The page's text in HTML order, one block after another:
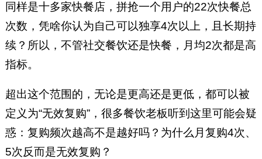
同样是十多家快餐店，拼抢一个用户的22次快餐总
次数，凭啥你认为自己可以独享4次以上，且长期持
续？所以，不管社交餐饮还是快餐，月均2次都是高
指标。
超出这个范围的，无论是更高还是更低，都可以被
定义为“无效复购”，很多餐饮老板听到这里可能会疑
惑：复购频次越高不是越好吗？为什么月复购4次、
5次反而是无效复购？